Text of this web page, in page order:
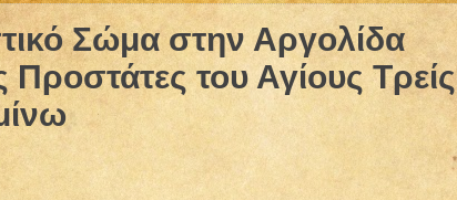
Σώμα στην Αργολίδα
Προστάτες του Αγίους Τρείς